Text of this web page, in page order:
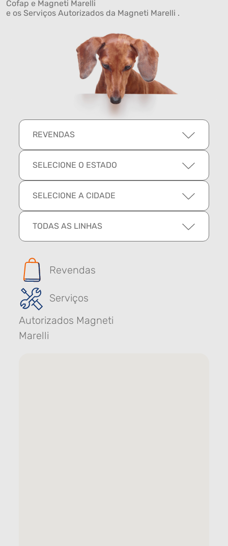
Cofap e Magneti Marelli
e os Serviços Autorizados da Magneti Marelli .
REVENDAS
SELECIONE O ESTADO
SELECIONE A CIDADE
TODAS AS LINHAS
Revendas
Serviços
Autorizados Magneti
Marelli